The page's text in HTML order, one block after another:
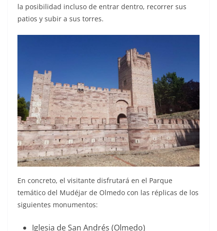
la posibilidad incluso de entrar dentro, recorrer sus
patios y subir a sus torres.
En concreto, el visitante disfrutará en el Parque
temático del Mudéjar de Olmedo con las réplicas de los
siguientes monumentos:
Iglesia de San Andrés (Olmedo)